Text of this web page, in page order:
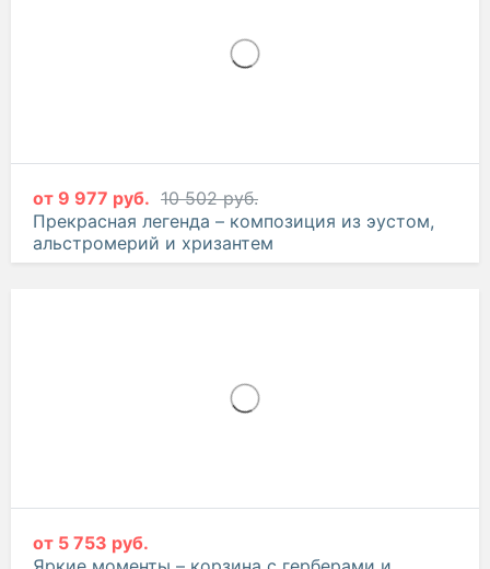
от 9 977 руб. 10 502 руб.
Прекрасная легенда – композиция из эустом,
альстромерий и хризантем
от 5 753 руб.